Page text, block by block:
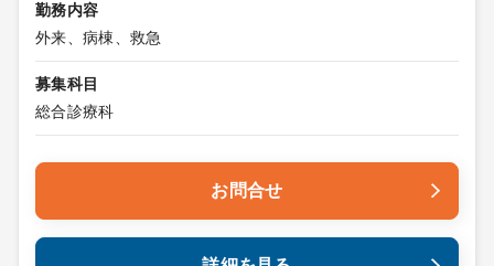
勤務内容
外来、病棟、救急
募集科目
総合診療科
お問合せ